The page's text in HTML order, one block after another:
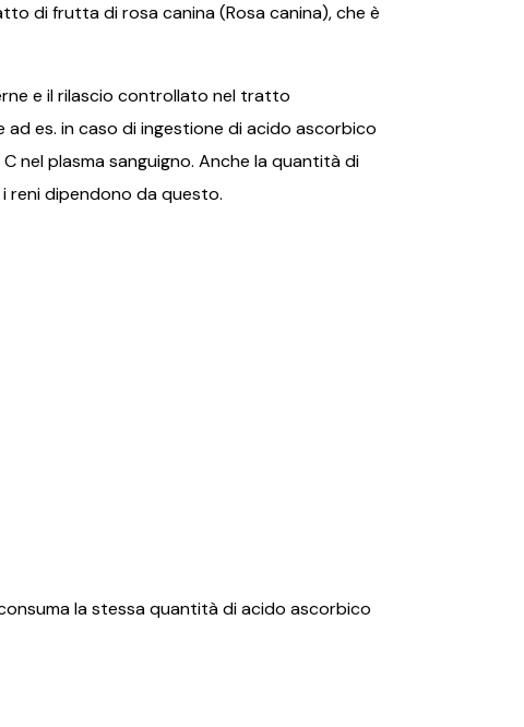
di frutta di rosa canina (Rosa canina), che è
e il rilascio controllato nel tratto
es. in caso di ingestione di acido ascorbico
nel plasma sanguigno. Anche la quantità di
reni dipendono da questo.
la stessa quantità di acido ascorbico